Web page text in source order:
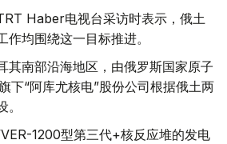
Haber电视台采访时表示，俄土
均围绕这一目标推进。
其南部沿海地区，由俄罗斯国家原子
下“阿库尤核电”股份公司根据俄土两
1200型第三代+核反应堆的发电